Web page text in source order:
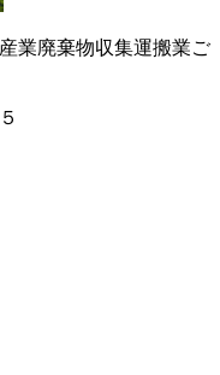
産業廃棄物収集運搬業ご